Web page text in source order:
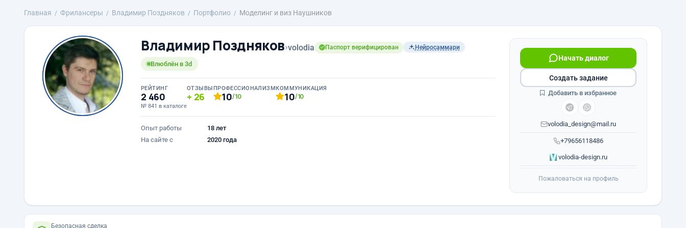
Главная Фрилансеры Владимир Поздняков Портфолио Моделинг и виз Наушников
Владимир Поздняков›volodia Паспорт верифицирован Нейросаммари
Влюблён в 3d
РЕЙТИНГ
2 460
№ 841 в каталоге
ОТЗЫВЫ
26
ПРОФЕССИОНАЛИЗМ
10/10
КОММУНИКАЦИЯ
10/10
Опыт работы
18 лет
На сайте с
2020 года +79656118486
Начать диалог
volodia_design@mail.ru
volodia-design.ru
Создать задание
Добавить в избранное
Пожаловаться на профиль
Безопасная сделка